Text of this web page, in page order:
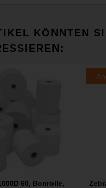
KÖNNTEN
60, Bonrolle,